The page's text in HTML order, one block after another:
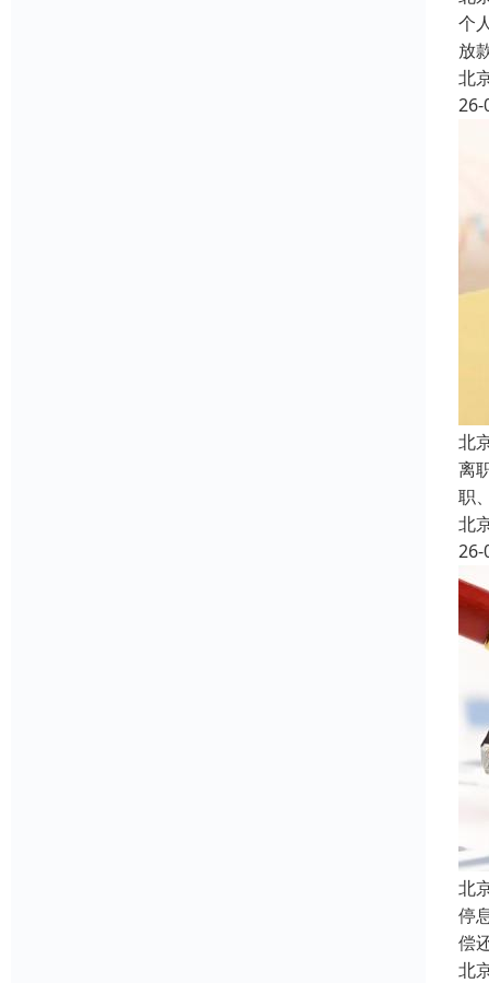
个
放
北
26-
北
离
职
北
26-
北
停
偿
北